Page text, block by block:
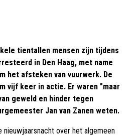
tientallen mensen zijn tijdens
in Den Haag, met name
het afsteken van vuurwerk. De
vijf keer in actie. Er waren "maar
geweld en hinder tegen
Jan van Zanen weten.
nieuwjaarsnacht over het algemeen